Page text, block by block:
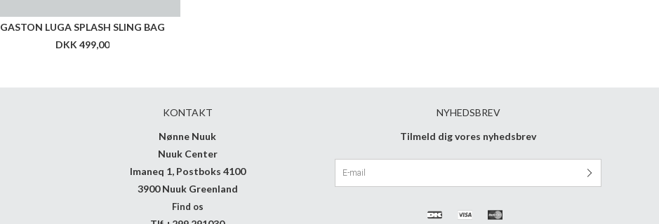
GASTON LUGA SPLASH SLING BAG
DKK 499,00
KONTAKT
Nønne Nuuk
Nuuk Center
Imaneq 1, Postboks 4100
3900 Nuuk Greenland
Find os
NYHEDSBREV
Tilmeld dig vores nyhedsbrev